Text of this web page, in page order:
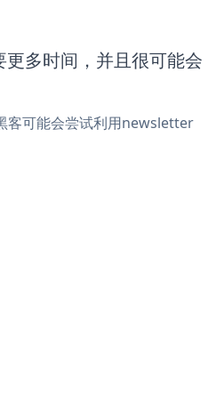
多时间，并且很可能会
客可能会尝试利用newsletter